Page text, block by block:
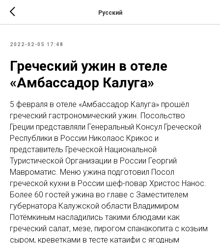
Русский
2022-02-05 17:48
Греческий ужин в отеле
«Амбассадор Калуга»
5 февраля в отеле «Амбассадор Калуга» прошёл
греческий гастрономический ужин. Посольство
Греции представляли Генеральный Консул Греческой
Республики в России Николаос Крикос и
представитель Греческой Национальной
Туристической Организации в России Георгий
Мавроматис. Меню ужина подготовил Посол
греческой кухни в России шеф-повар Христос Нанос.
Более 60 гостей ужина во главе с Заместителем
губернатора Калужской области Владимиром
Потёмкиным насладились такими блюдами как
греческий салат, мезе, пирогом спанакопита с козьим
сыром, креветками в тесте катаифи с ягодным